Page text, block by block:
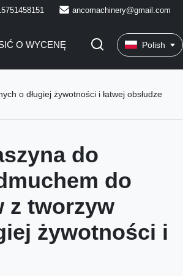
ancomachinery@gmail.com
O WYCENĘ Polish
o długiej żywotności i łatwej obsłudze
do
do
z tworzyw
żywotności i